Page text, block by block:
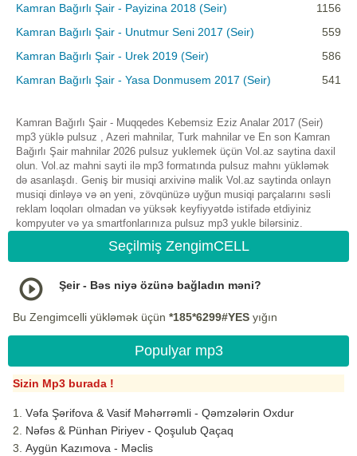
Kamran Bağırlı Şair - Payizina 2018 (Seir)
1156
Kamran Bağırlı Şair - Unutmur Seni 2017 (Seir)
559
Kamran Bağırlı Şair - Urek 2019 (Seir)
586
Kamran Bağırlı Şair - Yasa Donmusem 2017 (Seir)
541
Kamran Bağırlı Şair - Muqqedes Kebemsiz Eziz Analar 2017 (Seir)
mp3 yüklə pulsuz , Azeri mahnilar, Turk mahnilar ve En son Kamran
Bağırlı Şair mahnilar 2026 pulsuz yuklemek üçün Vol.az saytina daxil
olun. Vol.az mahni sayti ilə mp3 formatında pulsuz mahnı yükləmək
də asanlaşdı. Geniş bir musiqi arxivinə malik Vol.az saytinda onlayn
musiqi dinləyə və ən yeni, zövqünüzə uyğun musiqi parçalarını səsli
reklam loqoları olmadan və yüksək keyfiyyətdə istifadə etdiyiniz
kompyuter və ya smartfonlarınıza pulsuz mp3 yukle bilərsiniz.
Seçilmiş ZengimCELL
Şeir - Bəs niyə özünə bağladın məni?
Bu Zengimcelli yükləmək üçün *185*6299#YES yığın
Populyar mp3
Sizin Mp3 burada !
Vəfa Şərifova & Vasif Məhərrəmli - Qəmzələrin Oxdur
Nəfəs & Pünhan Piriyev - Qoşulub Qaçaq
Aygün Kazımova - Məclis